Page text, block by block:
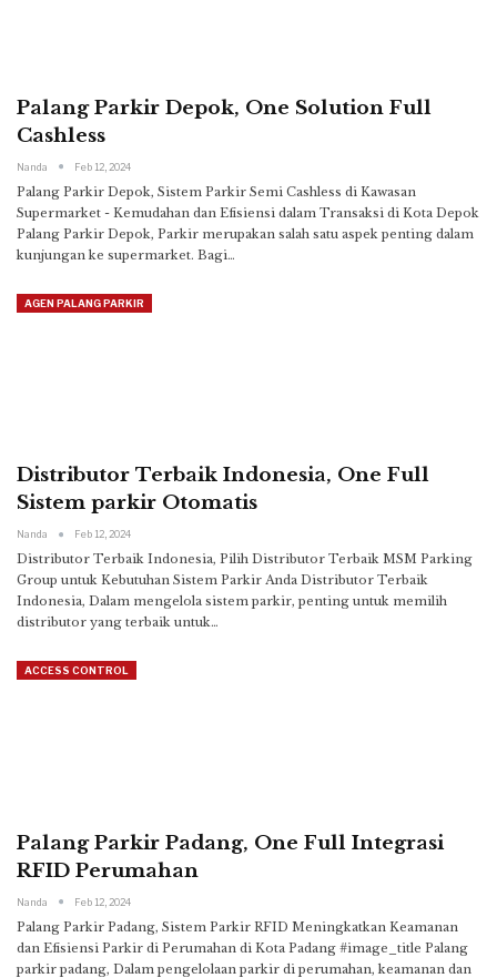
Palang Parkir Depok, One Solution Full
Cashless
Nanda Feb 12, 2024
Palang Parkir Depok, Sistem Parkir Semi Cashless di Kawasan
Supermarket - Kemudahan dan Efisiensi dalam Transaksi di Kota Depok
Palang Parkir Depok, Parkir merupakan salah satu aspek penting dalam
kunjungan ke supermarket. Bagi…
AGEN PALANG PARKIR
Distributor Terbaik Indonesia, One Full
Sistem parkir Otomatis
Nanda Feb 12, 2024
Distributor Terbaik Indonesia, Pilih Distributor Terbaik MSM Parking
Group untuk Kebutuhan Sistem Parkir Anda Distributor Terbaik
Indonesia, Dalam mengelola sistem parkir, penting untuk memilih
distributor yang terbaik untuk…
ACCESS CONTROL
Palang Parkir Padang, One Full Integrasi
RFID Perumahan
Nanda Feb 12, 2024
Palang Parkir Padang, Sistem Parkir RFID Meningkatkan Keamanan
dan Efisiensi Parkir di Perumahan di Kota Padang #image_title Palang
parkir padang, Dalam pengelolaan parkir di perumahan, keamanan dan